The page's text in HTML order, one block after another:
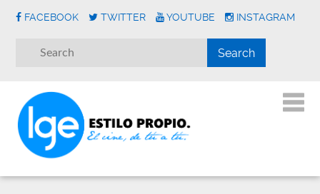
FACEBOOK TWITTER YOUTUBE INSTAGRAM